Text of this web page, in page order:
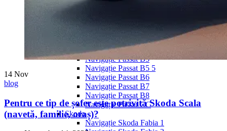
Navigație Mercedes W204
Navigație Mercedes W211
Navigație Mercedes Sprinter
Passat
Navigație Passat B5
Navigație Passat B5 5
Navigație Passat B6
Navigație Passat B7
Navigație Passat B8
Navigație Passat CC
Skoda
Navigație Skoda Fabia 1
14 Nov
blog
Pentru ce tip de șofer este potrivită Skoda Scala
(navetă, familie, oraș)?